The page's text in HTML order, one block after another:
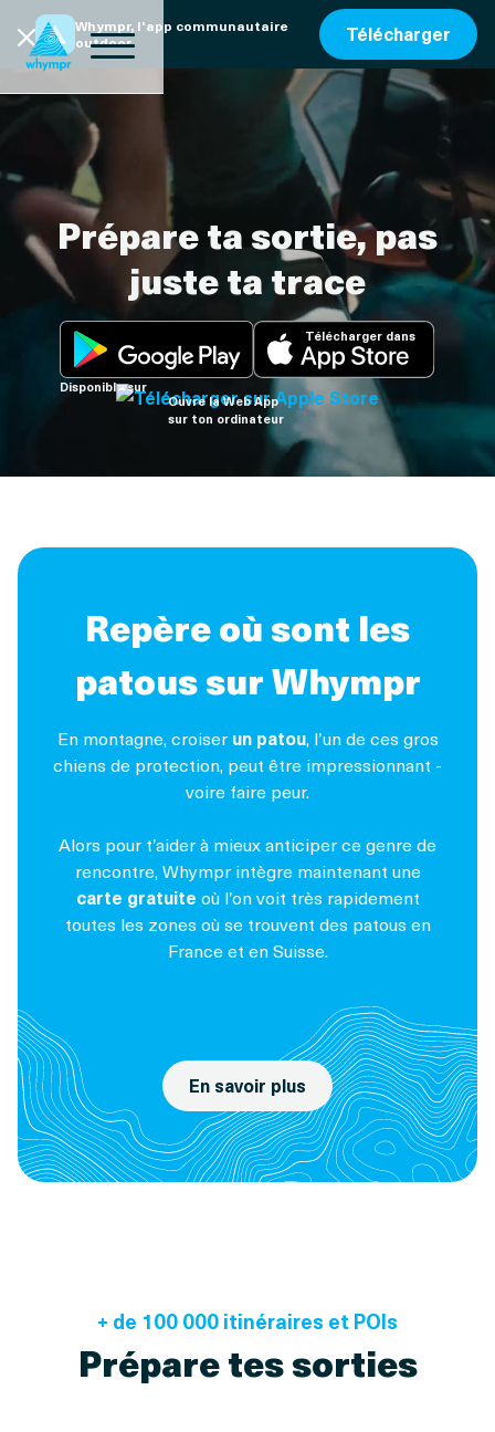
Whympr, l'app communautaire
outdoor
Télécharger
Prépare ta sortie, pas
juste ta trace
Disponible sur
Télécharger dans
Ouvre la Web App
sur ton ordinateur
Repère où sont les
patous sur Whympr
En montagne, croiser un patou, l’un de ces gros
chiens de protection, peut être impressionnant -
voire faire peur.
Alors pour t’aider à mieux anticiper ce genre de
rencontre, Whympr intègre maintenant une
carte gratuite où l’on voit très rapidement
toutes les zones où se trouvent des patous en
France et en Suisse.
En savoir plus
+ de 100 000 itinéraires et POIs
Prépare tes sorties